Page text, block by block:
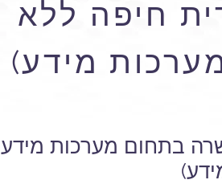
חיפה ללא
מידע)
בתחום מערכות מידע |